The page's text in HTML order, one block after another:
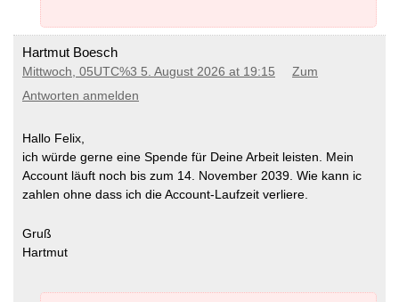
Hartmut Boesch
Mittwoch, 05UTC%3 5. August 2026 at 19:15
Zum
Antworten anmelden
Hallo Felix,
ich würde gerne eine Spende für Deine Arbeit leisten. Mein
Account läuft noch bis zum 14. November 2039. Wie kann ic
zahlen ohne dass ich die Account-Laufzeit verliere.
Gruß
Hartmut